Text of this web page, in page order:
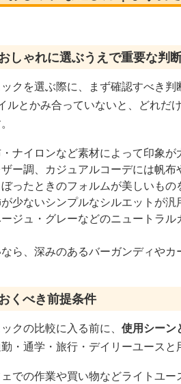
しゃれに選ぶうえで重要な判
クを選ぶ際に、まず確認すべき
ルとかみ合っていないと、どれ
ナイロンなど素材によって印象が
ー調、カジュアルコーデには帆布
ぼったときのフォルムが美しいも
少ないシンプルなシルエットが汎
ージュ・グレーなどのニュートラ
ら、深みのあるバーガンディやカ
くべき前提条件
クの比較に入る前に、 使用シーン
・通学・旅行・デイリーユース
ェでの作業や買い物などライトユ